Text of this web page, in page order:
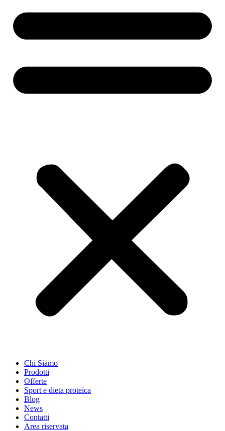
Chi Siamo
Prodotti
Offerte
Sport e dieta proteica
Blog
News
Contatti
Area riservata